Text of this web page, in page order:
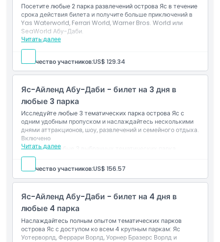
Не подходит для
Часы работы
Вещи, которые нужно знать
Местоположение
Как добраться туда
Дресс-код
Условия и положения
Политика отмены
Посетите любые 2 парка развлечений острова Яс в течение
срока действия билета и получите больше приключений в
Yas Waterworld, Ferrari World, Warner Bros. World или
SeaWorld Абу-Даби.
Читать далее
Включено
Вход в любые 2 выбранных тематических парка
Действительно в течение 2 дней согласно условиям
билета и выбранному варианту.
в участвующие парки.
Количество участников:US$ 129.34
Яс-Айленд Абу-Даби - билет на 3 дня в
любые 3 парка
Исследуйте любые 3 тематических парка острова Яс с
одним удобным пропуском и наслаждайтесь несколькими
днями аттракционов, шоу, развлечений и семейного отдыха.
Читать далее
Включено
Вход в любые 3 выбранных тематических парка
острова Яс.
Действительно в течение 3 дней в соответствии с
условиями билета и выбранным вариантом.
Доступ к подходящим аттракционам и развлечениям в
Количество участников:US$ 156.57
Яс-Айленд Абу-Даби - билет на 4 дня в
любые 4 парка
Наслаждайтесь полным опытом тематических парков
острова Яс с доступом ко всем 4 крупным паркам: Яс
Уотерворлд, Феррари Ворлд, Уорнер Бразерс Ворлд и